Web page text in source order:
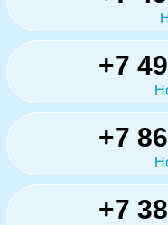
+7
+7
+7